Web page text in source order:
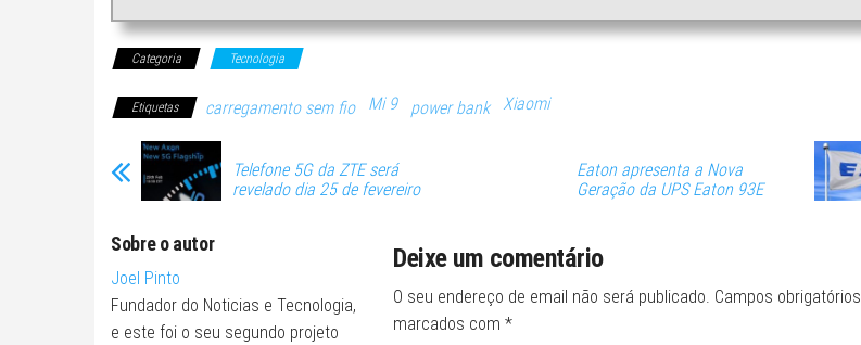
Categoria Tecnologia
Etiquetas carregamento sem fio Mi 9 power bank Xiaomi
Telefone 5G da ZTE será
revelado dia 25 de fevereiro
Eaton apresenta a Nova
Geração da UPS Eaton 93E
Sobre o autor
Joel Pinto
Fundador do Noticias e Tecnologia,
e este foi o seu segundo projeto
Deixe um comentário
O seu endereço de email não será publicado. Campos obrigatórios
marcados com *